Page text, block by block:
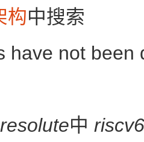
构中搜索
have not been
resolute中